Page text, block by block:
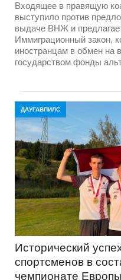
Входящее в правящую
выступило против
выдаче ВНЖ и
Иммиграционный закон,
иностранцам в обмен на
государством фонды
ДАУГАВПИЛС
Исторический
спортсменов в
чемпионате